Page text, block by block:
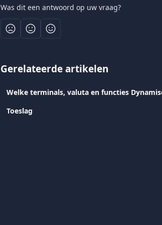
Was dit een antwoord op uw vraag?
Gerelateerde artikelen
Welke terminals, valuta en functies
Toeslag